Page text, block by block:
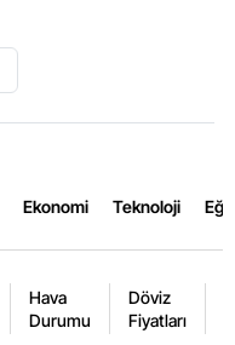
Ekonomi Teknoloji
Hava
Durumu
Döviz
Fiyatları